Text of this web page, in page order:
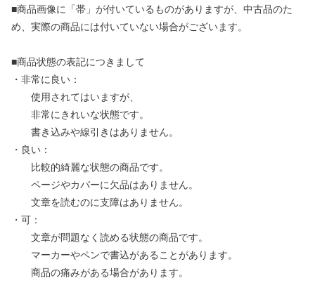
■商品画像に「帯」が付いているものがありますが、中古品のた
め、実際の商品には付いていない場合がございます。
■商品状態の表記につきまして
・非常に良い：
使用されてはいますが、
非常にきれいな状態です。
書き込みや線引きはありません。
・良い：
比較的綺麗な状態の商品です。
ページやカバーに欠品はありません。
文章を読むのに支障はありません。
・可：
文章が問題なく読める状態の商品です。
マーカーやペンで書込があることがあります。
商品の痛みがある場合があります。